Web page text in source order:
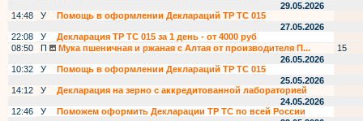
29.05.2026
14:48
У
Помощь в оформлении Деклараций ТР ТС 015
27.05.2026
22:08
У
Декларация ТР ТС 015 за 1 день - от 4000 руб
08:50
П Мука пшеничная и ржаная с Алтая от производителя П...
15
26.05.2026
10:32
У
Помощь в оформлении Деклараций ТР ТС 015
25.05.2026
14:12
У
Декларация на зерно с аккредитованной лабораторией
24.05.2026
12:46
У
Поможем оформить Декларации ТР ТС по всей России